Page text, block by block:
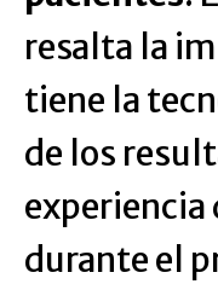
resalta la
tiene la
de los
experiencia
durante el